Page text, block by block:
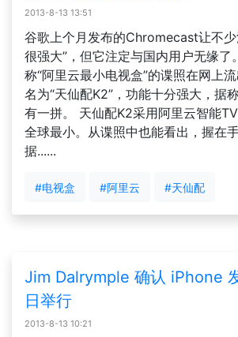
2013-8-13 13:51
谷歌上个月发布的Chromecast让不
很强大”，但它注定与国内用户无缘了
称“阿里云最小电视盒”的谍照在网上
名为“天仙配K2”，功能十分强大，据
有一拼。 天仙配K2采用阿里云智能
全球最小。从谍照中也能看出，握在手
据......
#电视盒 #阿里云 #天仙配
Jim Dalrymple 确认 iPhone
日举行
2013-8-13 10:21